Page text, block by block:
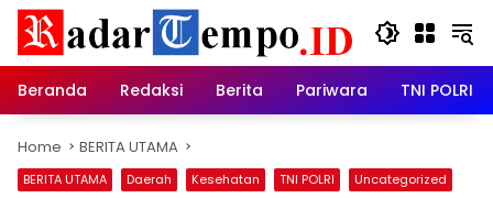
Skip
content
Beranda
Redaksi Berita Pariwara TNI POLRI
Home BERITA UTAMA
BERITA UTAMA Daerah Kesehatan TNI POLRI Uncategorized